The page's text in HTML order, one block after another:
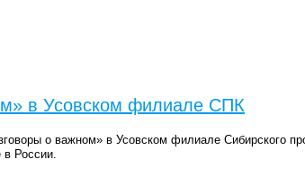
в Усовском филиале СПК
о важном» в Усовском филиале Сибирского
России.